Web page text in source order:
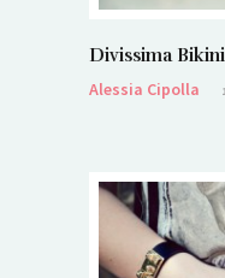
Divissima
Alessia Cipolla